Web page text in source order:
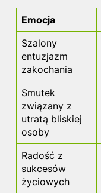
Emocja
Szalony
entuzjazm
zakochania
Smutek
związany z
utratą bliskiej
osoby
Radość z
sukcesów
życiowych